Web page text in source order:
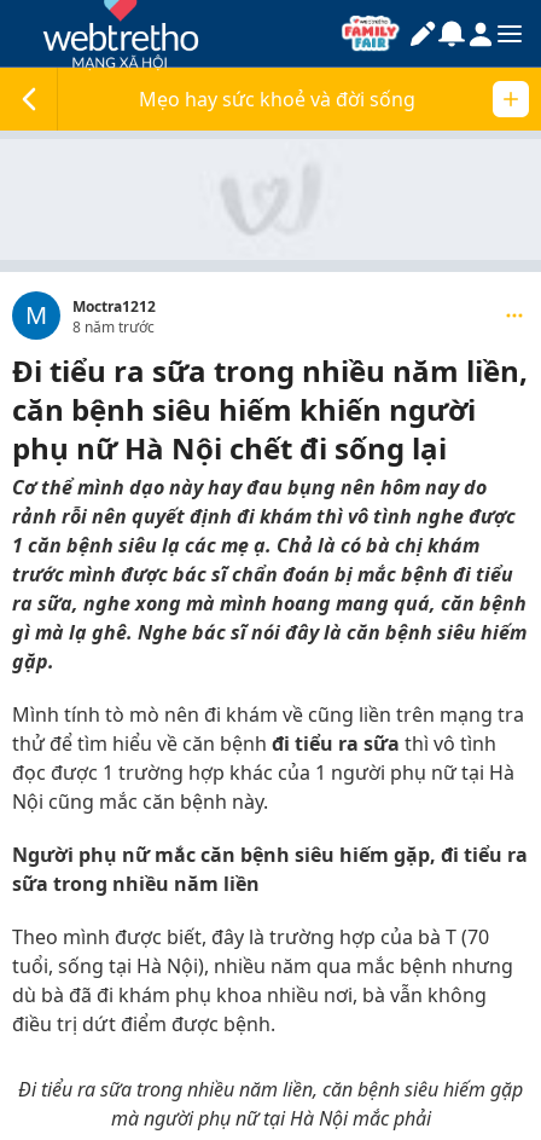
Mẹo hay sức khoẻ và đời sống
M
Moctra1212
8 năm trước
Đi tiểu ra sữa trong nhiều năm liền,
căn bệnh siêu hiếm khiến người
phụ nữ Hà Nội chết đi sống lại
Cơ thể mình dạo này hay đau bụng nên hôm nay do
rảnh rỗi nên quyết định đi khám thì vô tình nghe được
1 căn bệnh siêu lạ các mẹ ạ. Chả là có bà chị khám
trước mình được bác sĩ chẩn đoán bị mắc bệnh đi tiểu
ra sữa, nghe xong mà mình hoang mang quá, căn bệnh
gì mà lạ ghê. Nghe bác sĩ nói đây là căn bệnh siêu hiếm
gặp.
Mình tính tò mò nên đi khám về cũng liền trên mạng tra
thử để tìm hiểu về căn bệnh đi tiểu ra sữa thì vô tình
đọc được 1 trường hợp khác của 1 người phụ nữ tại Hà
Nội cũng mắc căn bệnh này.
Người phụ nữ mắc căn bệnh siêu hiếm gặp, đi tiểu ra
sữa trong nhiều năm liền
Theo mình được biết, đây là trường hợp của bà T (70
tuổi, sống tại Hà Nội), nhiều năm qua mắc bệnh nhưng
dù bà đã đi khám phụ khoa nhiều nơi, bà vẫn không
điều trị dứt điểm được bệnh.
Đi tiểu ra sữa trong nhiều năm liền, căn bệnh siêu hiếm gặp
mà người phụ nữ tại Hà Nội mắc phải